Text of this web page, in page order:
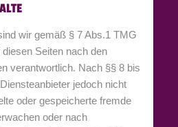
wir gemäß § 7 Abs.1 TMG
Seiten nach den
verantwortlich. Nach §§ 8 bis
jedoch nicht
oder gespeicherte fremde
oder nach